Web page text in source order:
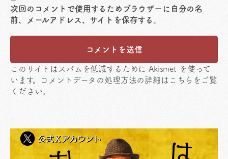
次回のコメントで使用するためブラウザーに自分の名
前、メールアドレス、サイトを保存する。
このサイトはスパムを低減するために Akismet を使って
います。
コメントデータの処理方法の詳細はこちらをご覧
ください。